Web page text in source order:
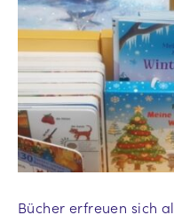
Bücher erfreuen sich